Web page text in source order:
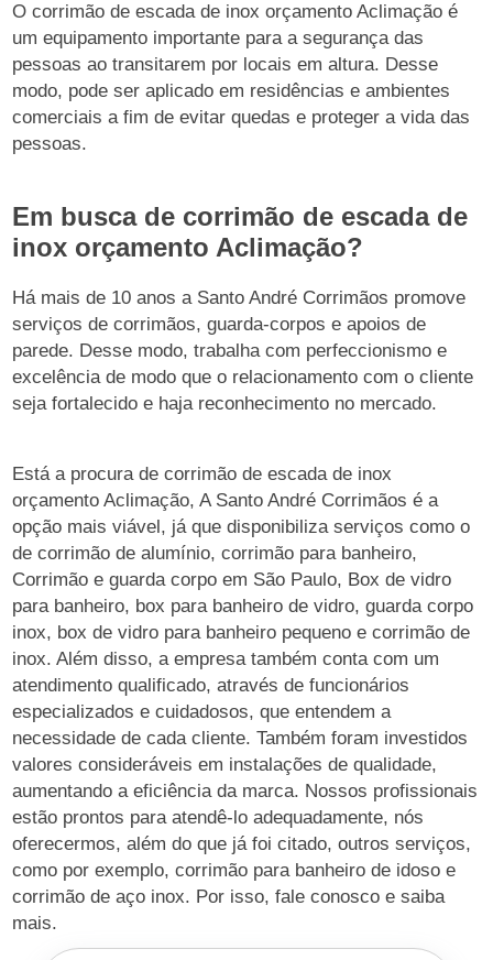
O corrimão de escada de inox orçamento Aclimação é
um equipamento importante para a segurança das
pessoas ao transitarem por locais em altura. Desse
modo, pode ser aplicado em residências e ambientes
comerciais a fim de evitar quedas e proteger a vida das
pessoas.
Em busca de corrimão de escada de
inox orçamento Aclimação?
Há mais de 10 anos a Santo André Corrimãos promove
serviços de corrimãos, guarda-corpos e apoios de
parede. Desse modo, trabalha com perfeccionismo e
excelência de modo que o relacionamento com o cliente
seja fortalecido e haja reconhecimento no mercado.
Está a procura de corrimão de escada de inox
orçamento Aclimação, A Santo André Corrimãos é a
opção mais viável, já que disponibiliza serviços como o
de corrimão de alumínio, corrimão para banheiro,
Corrimão e guarda corpo em São Paulo, Box de vidro
para banheiro, box para banheiro de vidro, guarda corpo
inox, box de vidro para banheiro pequeno e corrimão de
inox. Além disso, a empresa também conta com um
atendimento qualificado, através de funcionários
especializados e cuidadosos, que entendem a
necessidade de cada cliente. Também foram investidos
valores consideráveis em instalações de qualidade,
aumentando a eficiência da marca. Nossos profissionais
estão prontos para atendê-lo adequadamente, nós
oferecermos, além do que já foi citado, outros serviços,
como por exemplo, corrimão para banheiro de idoso e
corrimão de aço inox. Por isso, fale conosco e saiba
mais.